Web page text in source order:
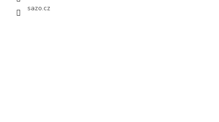
sazo.cz